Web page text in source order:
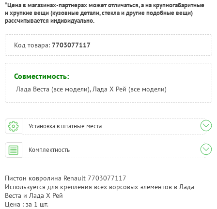
*Цена в магазинах-партнерах может отличаться, а на крупногабаритные
и хрупкие вещи (кузовные детали, стекла и другие подобные вещи)
рассчитывается индивидуально.
Код товара: 7703077117
Совместимость:
Лада Веста (все модели), Лада Х Рей (все модели)
Установка в штатные места
Комплектность
Пистон ковролина Renault 7703077117
Используется для крепления всех ворсовых элементов в Лада
Веста и Лада Х Рей
Цена : за 1 шт.